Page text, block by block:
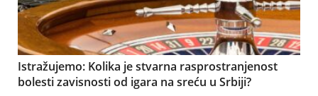
Istražujemo: Kolika je stvarna rasprostranjenost
bolesti zavisnosti od igara na sreću u Srbiji?